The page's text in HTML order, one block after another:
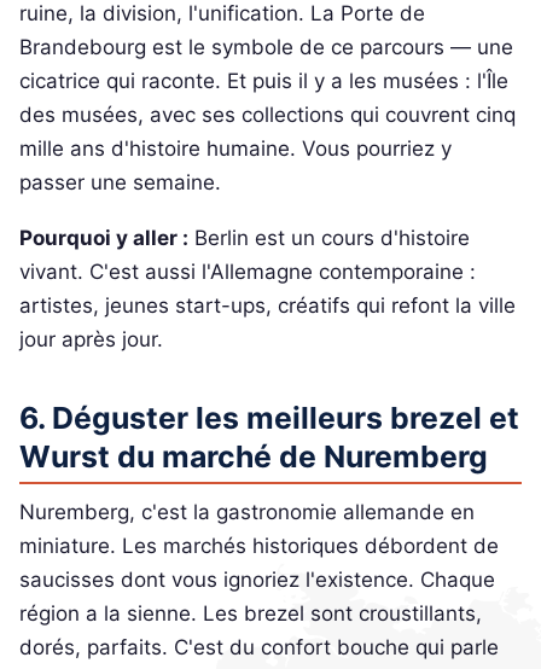
ruine, la division, l'unification. La Porte de
Brandebourg est le symbole de ce parcours — une
cicatrice qui raconte. Et puis il y a les musées : l'Île
des musées, avec ses collections qui couvrent cinq
mille ans d'histoire humaine. Vous pourriez y
passer une semaine.
Pourquoi y aller : Berlin est un cours d'histoire
vivant. C'est aussi l'Allemagne contemporaine :
artistes, jeunes start-ups, créatifs qui refont la ville
jour après jour.
6. Déguster les meilleurs brezel et
Wurst du marché de Nuremberg
Nuremberg, c'est la gastronomie allemande en
miniature. Les marchés historiques débordent de
saucisses dont vous ignoriez l'existence. Chaque
région a la sienne. Les brezel sont croustillants,
dorés, parfaits. C'est du confort bouche qui parle